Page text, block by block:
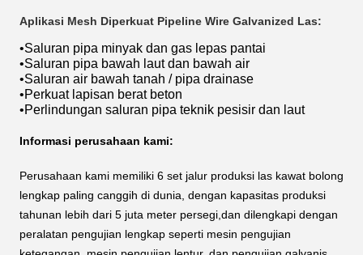
Aplikasi Mesh Diperkuat Pipeline Wire Galvanized Las:
•Saluran pipa minyak dan gas lepas pantai
•Saluran pipa bawah laut dan bawah air
•Saluran air bawah tanah / pipa drainase
•Perkuat lapisan berat beton
•Perlindungan saluran pipa teknik pesisir dan laut
Informasi perusahaan kami:
Perusahaan kami memiliki 6 set jalur produksi las kawat bolong
lengkap paling canggih di dunia, dengan kapasitas produksi
tahunan lebih dari 5 juta meter persegi,dan dilengkapi dengan
peralatan pengujian lengkap seperti mesin pengujian